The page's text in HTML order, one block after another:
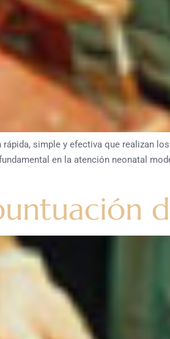
simple y efectiva que realizan
en la atención neonatal